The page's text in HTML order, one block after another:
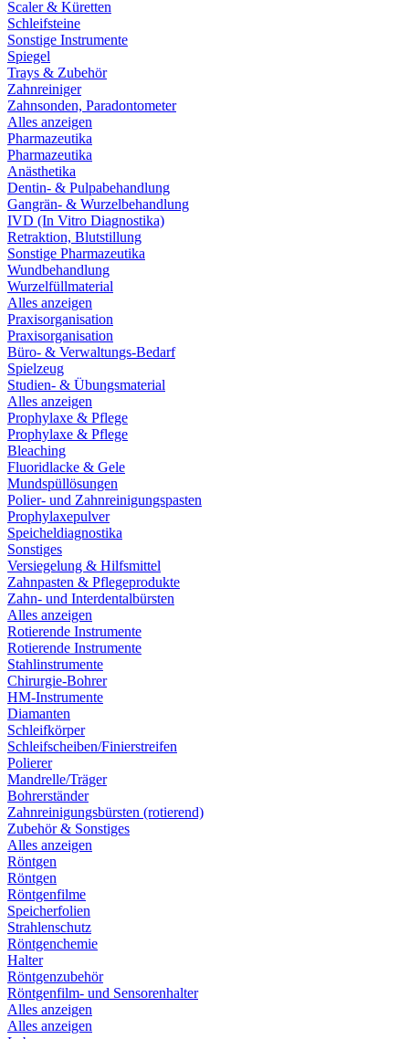
Scaler & Küretten
Schleifsteine
Sonstige Instrumente
Spiegel
Trays & Zubehör
Zahnreiniger
Zahnsonden, Paradontometer
Alles anzeigen
Pharmazeutika
Pharmazeutika
Anästhetika
Dentin- & Pulpabehandlung
Gangrän- & Wurzelbehandlung
IVD (In Vitro Diagnostika)
Retraktion, Blutstillung
Sonstige Pharmazeutika
Wundbehandlung
Wurzelfüllmaterial
Alles anzeigen
Praxisorganisation
Praxisorganisation
Büro- & Verwaltungs-Bedarf
Spielzeug
Studien- & Übungsmaterial
Alles anzeigen
Prophylaxe & Pflege
Prophylaxe & Pflege
Bleaching
Fluoridlacke & Gele
Mundspüllösungen
Polier- und Zahnreinigungspasten
Prophylaxepulver
Speicheldiagnostika
Sonstiges
Versiegelung & Hilfsmittel
Zahnpasten & Pflegeprodukte
Zahn- und Interdentalbürsten
Alles anzeigen
Rotierende Instrumente
Rotierende Instrumente
Stahlinstrumente
Chirurgie-Bohrer
HM-Instrumente
Diamanten
Schleifkörper
Schleifscheiben/Finierstreifen
Polierer
Mandrelle/Träger
Bohrerständer
Zahnreinigungsbürsten (rotierend)
Zubehör & Sonstiges
Alles anzeigen
Röntgen
Röntgen
Röntgenfilme
Speicherfolien
Strahlenschutz
Röntgenchemie
Halter
Röntgenzubehör
Röntgenfilm- und Sensorenhalter
Alles anzeigen
Alles anzeigen